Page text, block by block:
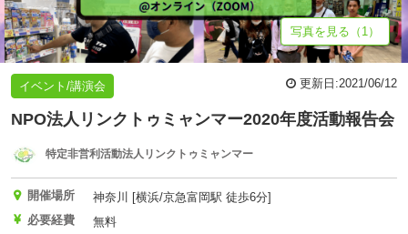
写真を見る（1）
イベント/講演会 更新日:2021/06/12
NPO法人リンクトゥミャンマー2020年度活動報告会
特定非営利活動法人リンクトゥミャンマー
開催場所
神奈川 [横浜/京急富岡駅 徒歩6分]
必要経費
無料